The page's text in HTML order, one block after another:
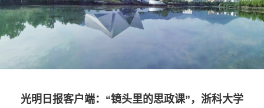
光明日报客户端：“镜头里的思政课”，浙科大学